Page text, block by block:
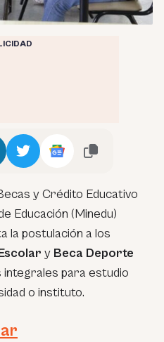
y Crédito Educativo
Educación (Minedu)
la postulación a los
y Beca Deporte
integrales para estudio
o instituto.